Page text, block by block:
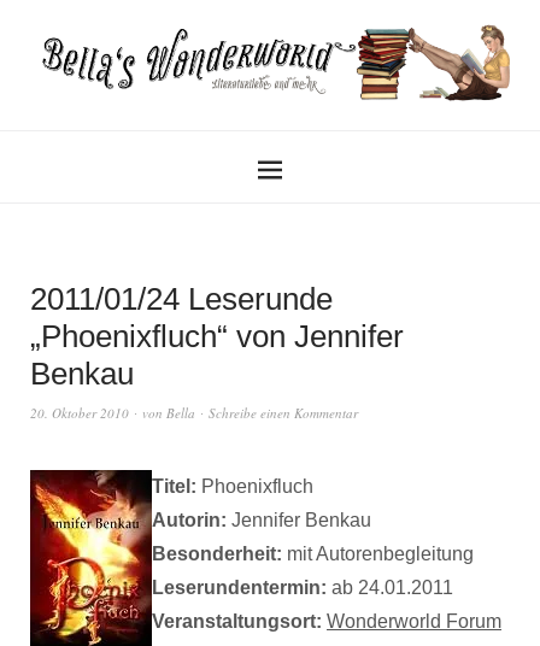
2011/01/24 Leserunde
„Phoenixfluch“ von Jennifer
Benkau
20. Oktober 2010 von Bella Schreibe einen Kommentar
Titel: Phoenixfluch
Autorin: Jennifer Benkau
Besonderheit: mit Autorenbegleitung
Leserundentermin: ab 24.01.2011
Veranstaltungsort: Wonderworld Forum